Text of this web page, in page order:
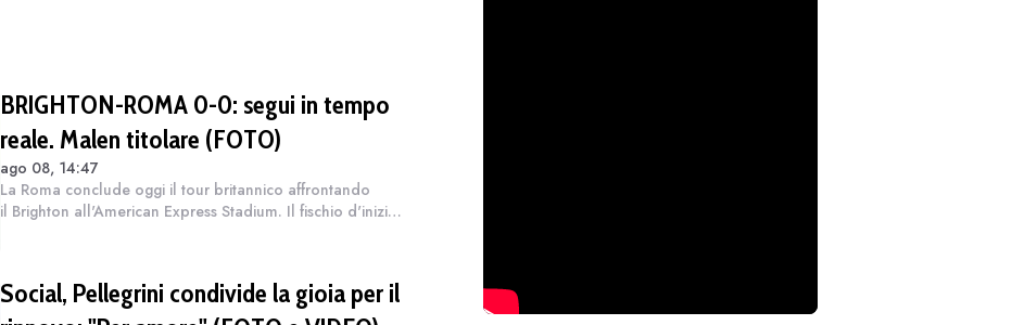
BRIGHTON-ROMA 0-0: segui in tempo
reale. Malen titolare (FOTO)
ago 08, 14:47
La Roma conclude oggi il tour britannico affrontando
il Brighton all'American Express Stadium. Il fischio d'inizio
Social, Pellegrini condivide la gioia per il